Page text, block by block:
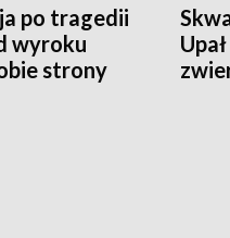
po tragedii
wyroku
strony